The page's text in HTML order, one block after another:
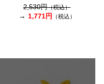
2,530円（税込）
1,771円 （税込）